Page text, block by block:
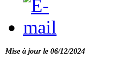
Mise à jour le 06/12/2024